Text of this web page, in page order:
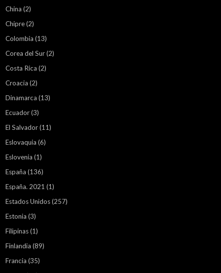
China (2)
Chipre(2)
Colombia (13)
Corea del Sur(2)
Costa Rica (2)
Croacia (2)
Dinamarca (13)
Ecuador(3)
El Salvador(11)
Eslovaquia (6)
Eslovenia (1)
España (136)
España. 2021 (1)
Estados Unidos(257)
Estonia (3)
Filipinas(1)
Finlandia (89)
Francia (35)